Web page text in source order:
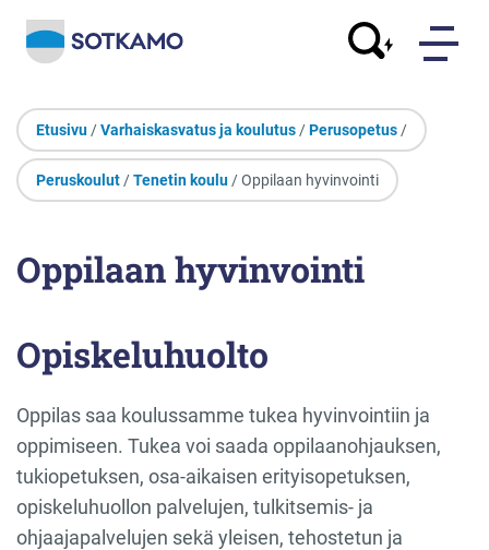
Etusivu /Varhaiskasvatus ja koulutus /Perusopetus /
Peruskoulut /Tenetin koulu / Oppilaan hyvinvointi
Oppilaan hyvinvointi
Opiskeluhuolto
Oppilas saa koulussamme tukea hyvinvointiin ja
oppimiseen. Tukea voi saada oppilaanohjauksen,
tukiopetuksen, osa-aikaisen erityisopetuksen,
opiskeluhuollon palvelujen, tulkitsemis- ja
ohjaajapalvelujen sekä yleisen, tehostetun ja